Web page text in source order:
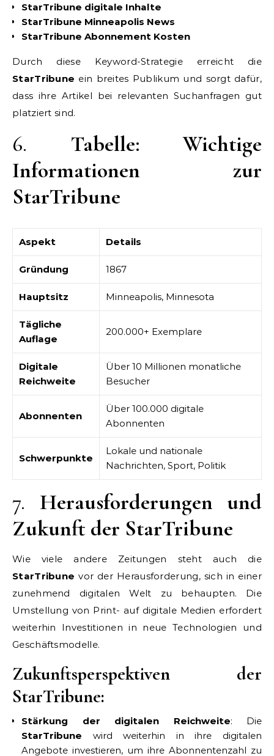
StarTribune digitale Inhalte
StarTribune Minneapolis News
StarTribune Abonnement Kosten
Durch diese Keyword-Strategie erreicht die
StarTribune ein breites Publikum und sorgt dafür,
dass ihre Artikel bei relevanten Suchanfragen gut
platziert sind.
6. Tabelle: Wichtige
Informationen zur
StarTribune
Aspekt Details
Gründung 1867
Hauptsitz Minneapolis, Minnesota
Tägliche
Auflage
200.000+ Exemplare
Digitale
Reichweite
Über 10 Millionen monatliche
Besucher
Abonnenten
Über 100.000 digitale
Abonnenten
Schwerpunkte
Lokale und nationale
Nachrichten, Sport, Politik
7. Herausforderungen und
Zukunft der StarTribune
Wie viele andere Zeitungen steht auch die
StarTribune vor der Herausforderung, sich in einer
zunehmend digitalen Welt zu behaupten. Die
Umstellung von Print- auf digitale Medien erfordert
weiterhin Investitionen in neue Technologien und
Geschäftsmodelle.
Zukunftsperspektiven der
StarTribune:
Stärkung der digitalen Reichweite: Die
StarTribune wird weiterhin in ihre digitalen
Angebote investieren, um ihre Abonnentenzahl zu